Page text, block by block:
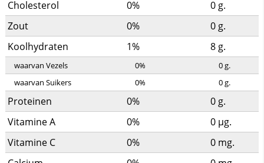
Cholesterol 0% 0 g.
Zout
0% 0 g.
Koolhydraten
1% 8 g.
waarvan Vezels 0% 0g.
waarvan Suikers
0% 0g.
Proteinen 0% 0 g.
Vitamine A
0% 0 µg.
Vitamine C
0% 0 mg.